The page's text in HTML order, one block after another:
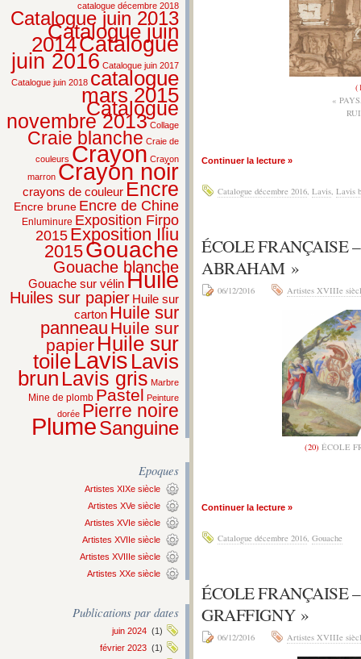
catalogue décembre 2018
Catalogue juin 2013
Catalogue juin
2014Catalogue
juin 2016 Catalogue juin 2017
Catalogue juin 2018 catalogue
mars 2015
Catalogue
novembre 2013 Collage
Craie blanche Craie de
couleurs Crayon Crayon
marron Crayon noir
crayons de couleur Encre
Encre brune Encre de Chine
Enluminure Exposition Firpo
2015 Exposition Iliu
2015Gouache
Gouache blanche
Gouache sur vélinHuile
Huiles sur papier Huile sur
carton Huile sur
panneau Huile sur
papier Huile sur
toileLavis Lavis
brun Lavis gris Marbre
Mine de plomb Pastel Peinture
dorée Pierre noire
PlumeSanguine
Epoques
Artistes XIXe siècle
Artistes XVe siècle
Artistes XVIe siècle
Artistes XVIIe siècle
Artistes XVIIIe siècle
Artistes XXe siècle
Publications par dates
juin 2024 (1)
février 2023 (1)
«
Continuer la lecture »
Catalogue décembre 2016, Lavis, Lavis
ÉCOLE FRANÇAISE
ABRAHAM »
06/12/2016 Artistes XVIIIe
(20) ÉCOLE
Continuer la lecture »
Catalogue décembre 2016, Gouache
ÉCOLE FRANÇAISE
GRAFFIGNY »
06/12/2016 Artistes XVIIIe